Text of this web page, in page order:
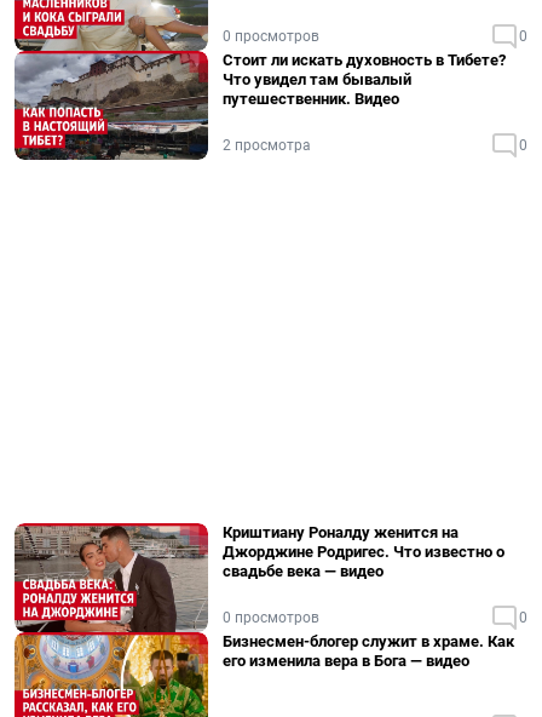
0 просмотров 0
Стоит ли искать духовность в Тибете?
Что увидел там бывалый
путешественник. Видео
2 просмотра 0
Криштиану Роналду женится на
Джорджине Родригес. Что известно о
свадьбе века — видео
0 просмотров 0
Бизнесмен-блогер служит в храме. Как
его изменила вера в Бога — видео